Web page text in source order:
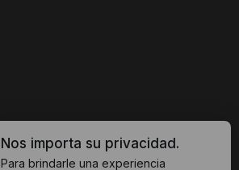
BUSCAR
Nos importa su privacidad.
Para brindarle una experiencia